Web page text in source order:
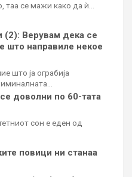
таа се мажи како да ѝ…
(2): Верувам дека се
што направиле некое
што ја ограбија
доволни по 60-тата
сон е еден од
повици ни станаа